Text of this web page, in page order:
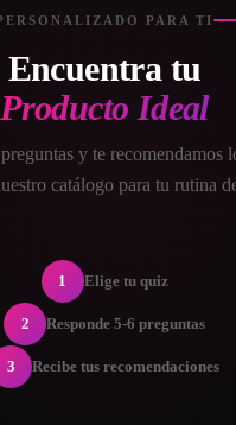
PARA TI
Encuentra tu
Producto Ideal
y te recomendamos
catálogo para tu rutina
1 Elige tu quiz
2 Responde 5-6 preguntas
3 Recibe tus recomendaciones